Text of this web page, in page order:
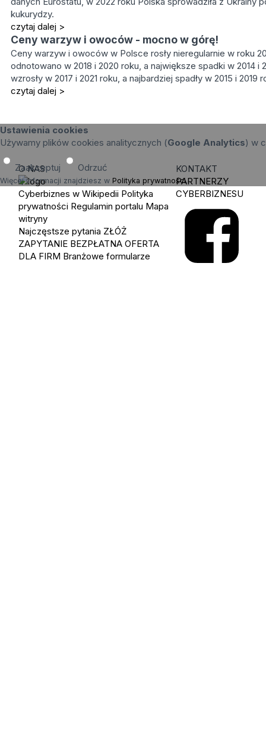
kukurydzy.
czytaj dalej >
Ceny warzyw i owoców - mocno w górę!
Ceny warzyw i owoców w Polsce rosły nieregularnie w roku
odnotowano w 2018 i 2020 roku, a największe spadki w 2014
wzrosły w 2017 i 2021 roku, a najbardziej spadły w 2015 i 2019
czytaj dalej >
Ustawienia cookies
Używamy plików cookies analitycznych (Google Analytics) w
Zaakceptuj Odrzuć
Więcej informacji znajdziesz w Polityka prywatności.
O NAS
Cyberbiznes w Wikipedii Polityka
prywatności Regulamin portalu Mapa
witryny
Najczęstsze pytania ZŁÓŻ
ZAPYTANIE BEZPŁATNA OFERTA
DLA FIRM Branżowe formularze
KONTAKT
PARTNERZY
CYBERBIZNESU